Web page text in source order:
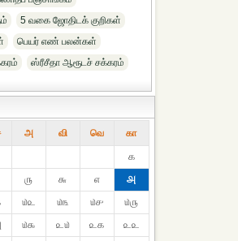
5 வகை ஜோதிடக் குறிகள்
பெயர் எண் பலன்கள்
ஸ்ரீசீதா ஆரூடச் சக்கரம்
அ வி வெ கா
௧
௫ ௬ ௭
௮
௰௨ ௰௩ ௰௪
௰௫
௰௯ ௨௰ ௨௧
௨௨